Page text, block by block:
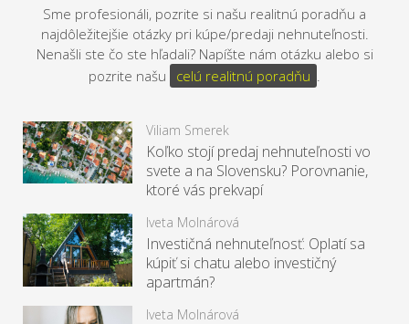
Sme profesionáli, pozrite si našu realitnú poradňu a
najdôležitejšie otázky pri kúpe/predaji nehnuteľnosti.
Nenašli ste čo ste hľadali? Napíšte nám otázku alebo si
pozrite našu
celú realitnú poradňu .
Viliam Smerek
Koľko stojí predaj nehnuteľnosti vo
svete a na Slovensku? Porovnanie,
ktoré vás prekvapí
Iveta Molnárová
Investičná nehnuteľnosť: Oplatí sa
kúpiť si chatu alebo investičný
apartmán?
Iveta Molnárová